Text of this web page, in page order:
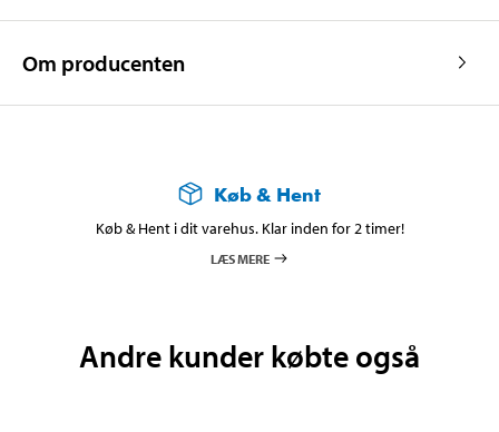
Om producenten
Køb & Hent
Køb & Hent i dit varehus. Klar inden for 2 timer!
LÆS MERE
Andre kunder købte også